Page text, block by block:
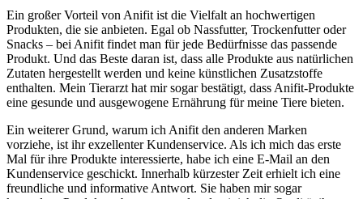
Ein großer Vorteil von Anifit ist die ⁢Vielfalt an hochwertigen
Produkten, die sie‍ anbieten. Egal ‍ob Nassfutter, Trockenfutter oder
Snacks – bei Anifit findet man für jede Bedürfnisse das passende⁤
Produkt. ‍Und ⁣das Beste daran ist, dass alle Produkte aus natürlichen
Zutaten hergestellt werden und keine künstlichen Zusatzstoffe
enthalten. Mein Tierarzt hat mir sogar bestätigt, dass ‍Anifit-Produkte
eine gesunde⁢ und ausgewogene Ernährung für meine Tiere⁤ bieten.
Ein weiterer Grund, warum ich Anifit den anderen‍ Marken
vorziehe, ist⁤ ihr ​exzellenter Kundenservice. Als ich mich das erste
Mal für ihre Produkte interessierte, habe ich eine E-Mail an den
Kundenservice geschickt. Innerhalb⁢ kürzester Zeit erhielt ich eine
freundliche und informative Antwort. Sie⁢ haben mir sogar